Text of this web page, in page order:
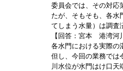
委員会では、その対応
たが、そもそも、各水
てしまう水量）は調査
【回答：宮本 港湾河
各水門における実際の
但し、今回の業務では
川水位が水門はけ口天